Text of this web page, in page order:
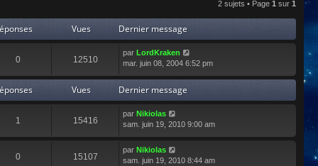
i
e
r
m
e
s
e
l
e
d
e
e
e
2 sujets • Page 1 sur 1
Vues Dernier message
0 12510
par LordKraken
mar. juin 08, 2004 6:52 pm
Vues Dernier message
1 15416
par Nikiolas
sam. juin 19, 2010 9:00 am
0 15107
par Nikiolas
sam. juin 19, 2010 8:44 am